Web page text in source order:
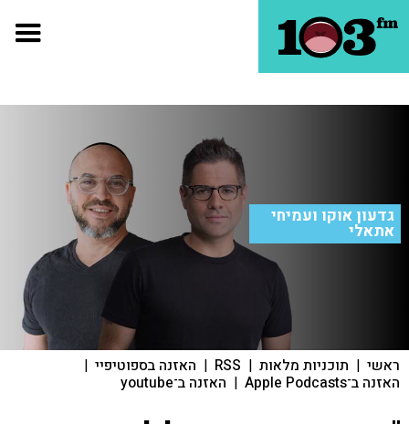
גדעון אוקו ועמיחי
אתאלי
ראשי | תוכניות מלאות |
RSS
| האזנה בספוטיפיי |
האזנה ב־Apple Podcasts | האזנה ב־youtube